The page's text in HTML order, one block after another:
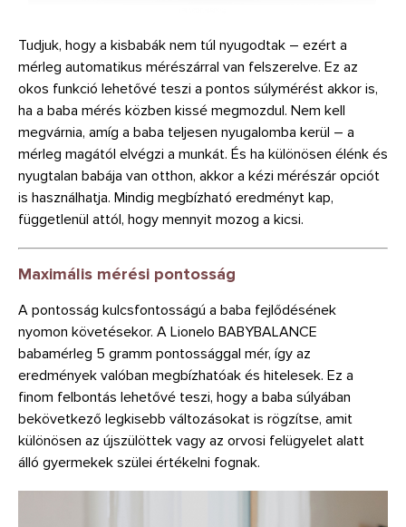
Tudjuk, hogy a kisbabák nem túl nyugodtak – ezért a
mérleg automatikus mérészárral van felszerelve. Ez az
okos funkció lehetővé teszi a pontos súlymérést akkor is,
ha a baba mérés közben kissé megmozdul. Nem kell
megvárnia, amíg a baba teljesen nyugalomba kerül – a
mérleg magától elvégzi a munkát. És ha különösen élénk és
nyugtalan babája van otthon, akkor a kézi mérészár opciót
is használhatja. Mindig megbízható eredményt kap,
függetlenül attól, hogy mennyit mozog a kicsi.
Maximális mérési pontosság
A pontosság kulcsfontosságú a baba fejlődésének
nyomon követésekor. A Lionelo BABYBALANCE
babamérleg 5 gramm pontossággal mér, így az
eredmények valóban megbízhatóak és hitelesek. Ez a
finom felbontás lehetővé teszi, hogy a baba súlyában
bekövetkező legkisebb változásokat is rögzítse, amit
különösen az újszülöttek vagy az orvosi felügyelet alatt
álló gyermekek szülei értékelni fognak.